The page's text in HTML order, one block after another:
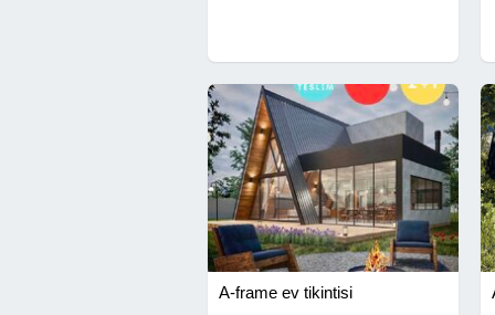
Yay
A-frame ev tikintisi